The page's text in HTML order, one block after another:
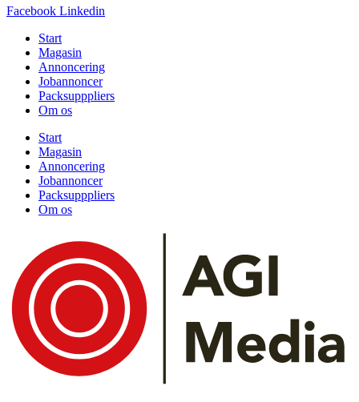
Facebook Linkedin
Start
Magasin
Annoncering
Jobannoncer
Packsupppliers
Om os
Start
Magasin
Annoncering
Jobannoncer
Packsupppliers
Om os